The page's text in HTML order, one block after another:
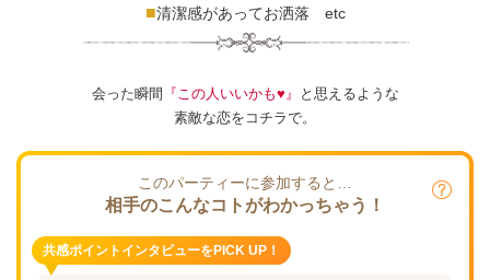
■清潔感があってお洒落 etc
会った瞬間 『この人いいかも♥』
と思えるような
素敵な恋をコチラで。
このパーティーに参加すると…
相手のこんなコトがわかっちゃう！
共感ポイントインタビューをPICK UP！